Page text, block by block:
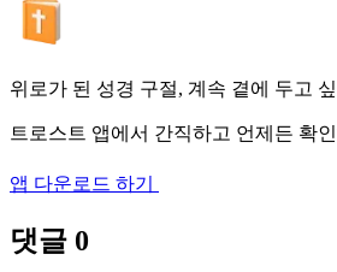
위로가 된 성경 구절, 계속 곁에 두고
트로스트 앱에서 간직하고 언제든 확
앱 다운로드 하기
댓글 0